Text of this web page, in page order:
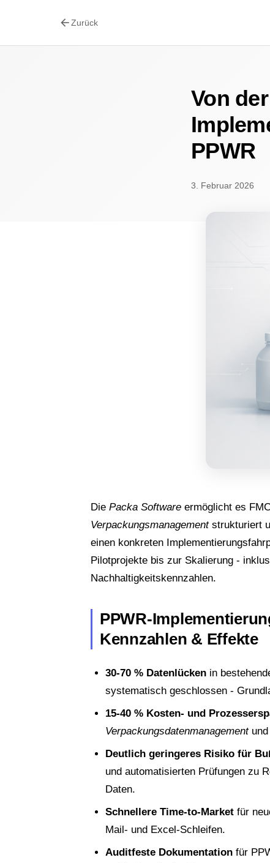
arrow_backZurück
Von
PPWR
3. Februar 2026
Die Packa Software ermöglicht es
Verpackungsmanagementstrukturiert
einen konkreten
Pilotprojekte bis zur Skalierung -
Nachhaltigkeitskennzahlen.
PPWR-
Kennzahlen & Effekte
30-70 % Datenlücken in
systematisch geschlossen -
15-40 % Kosten- und
Verpackungsdatenmanagementund
Deutlich geringeres Risiko für
und automatisierten Prüfungen zu
Daten.
Schnellere Time-to-Market für
Mail- und Excel-Schleifen.
Auditfeste Dokumentation für